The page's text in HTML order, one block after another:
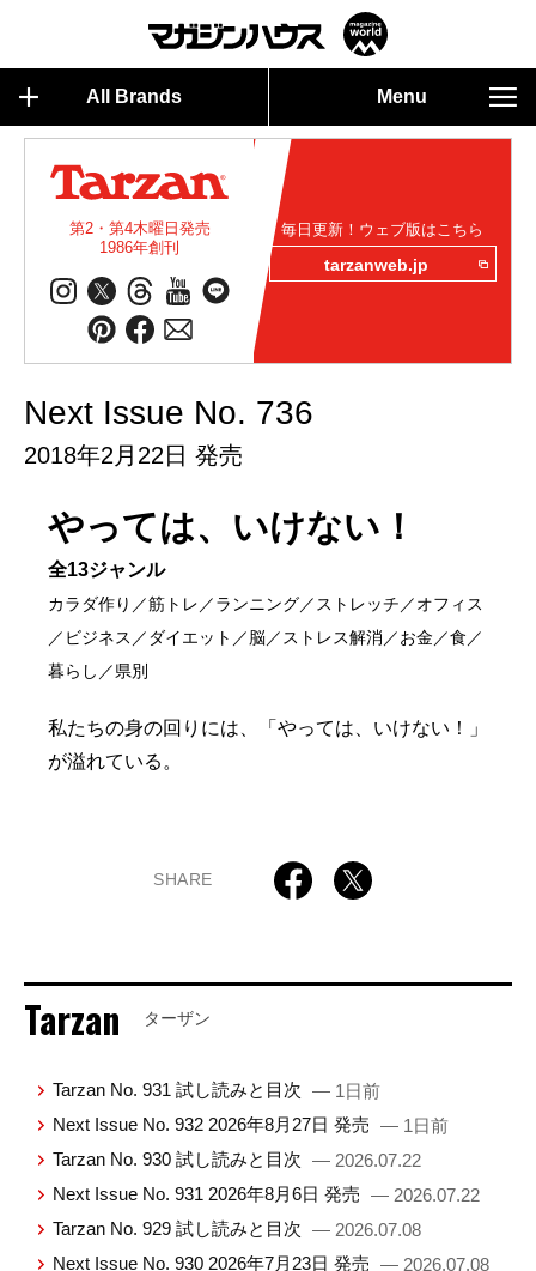
All Brands Menu
第2・第4木曜日発売
1986年創刊
毎日更新！ウェブ版はこちら
tarzanweb.jp
Next Issue No. 736
2018年2月22日 発売
やっては、いけない！
全13ジャンル
カラダ作り／筋トレ／ランニング／ストレッチ／オフィス
／ビジネス／ダイエット／脳／ストレス解消／お金／食／
暮らし／県別
私たちの身の回りには、「やっては、いけない！」
が溢れている。
SHARE
Tarzan ターザン
Tarzan No. 931 試し読みと目次 — 1日前
Next Issue No. 932 2026年8月27日 発売 — 1日前
Tarzan No. 930 試し読みと目次 — 2026.07.22
Next Issue No. 931 2026年8月6日 発売 — 2026.07.22
Tarzan No. 929 試し読みと目次 — 2026.07.08
Next Issue No. 930 2026年7月23日 発売 — 2026.07.08